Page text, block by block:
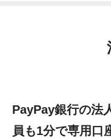
PayPay銀行の法
員も1分で専用口